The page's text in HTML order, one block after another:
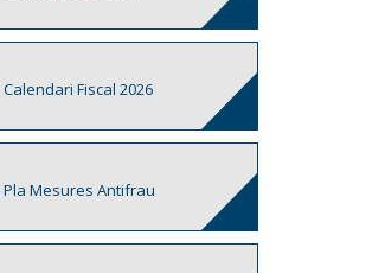
Calendari Fiscal 2026
Pla Mesures Antifrau